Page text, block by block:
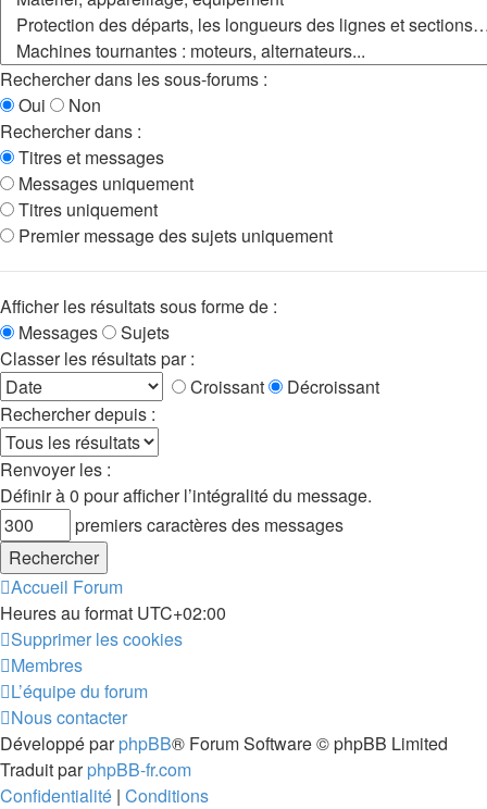
Rechercher dans les sous-forums :
Oui
Non
Rechercher dans :
Titres et messages
Messages uniquement
Titres uniquement
Premier message des sujets uniquement
Afficher les résultats sous forme de :
Messages
Sujets
Classer les résultats par :
Croissant
Décroissant
Rechercher depuis :
Renvoyer les :
Définir à 0 pour afficher l’intégralité du message.
premiers caractères des messages
Accueil Forum
Heures au format UTC+02:00
Supprimer les cookies
Membres
L’équipe du forum
Nous contacter
Développé parphpBB® Forum Software © phpBB Limited
Traduit parphpBB-fr.com
Confidentialité | Conditions